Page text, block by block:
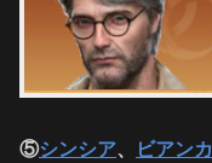
⑤シンシア、 ビアンカ